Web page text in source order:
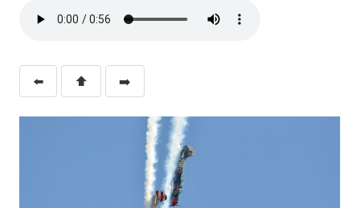
⬅️ ⬆️ ➡️